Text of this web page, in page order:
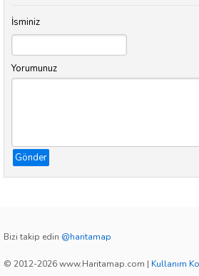
İsminiz
Yorumunuz
Gönder
Bizi takip edin @haritamap
© 2012-2026 www.Haritamap.com | Kullanım